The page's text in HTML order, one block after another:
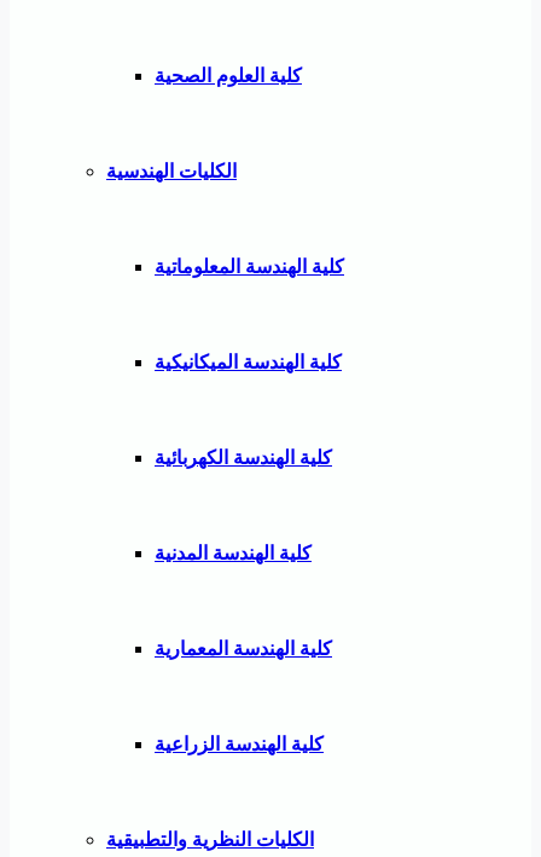
كلية العلوم الصحية
الكليات الهندسية
كلية الهندسة المعلوماتية
كلية الهندسة الميكانيكية
كلية الهندسة الكهربائية
كلية الهندسة المدنية
كلية الهندسة المعمارية
كلية الهندسة الزراعية
الكليات النظرية والتطبيقية